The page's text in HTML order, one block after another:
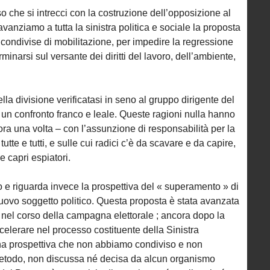
che si intrecci con la costruzione dell’opposizione al
a tutta la sinistra politica e sociale la proposta
di mobilitazione, per impedire la regressione
sul versante dei diritti del lavoro, dell’ambiente,
divisione verificatasi in seno al gruppo dirigente del
confronto franco e leale. Queste ragioni nulla hanno
una volta – con l’assunzione di responsabilità per la
e tutti, e sulle cui radici c’è da scavare e da capire,
capri espiatori.
riguarda invece la prospettiva del « superamento » di
soggetto politico. Questa proposta è stata avanzata
corso della campagna elettorale ; ancora dopo la
nel processo costituente della Sinistra
prospettiva che non abbiamo condiviso e non
non discussa né decisa da alcun organismo